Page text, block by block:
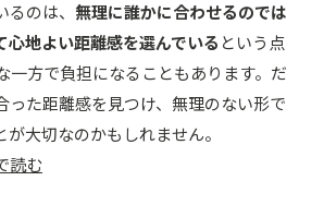
のは、 無理に誰かに合わせるのでは
心地よい距離感を選んでいる という点
一方で負担になることもあります。だ
った距離感を見つけ、無理のない形で
大切なのかもしれません。
読む